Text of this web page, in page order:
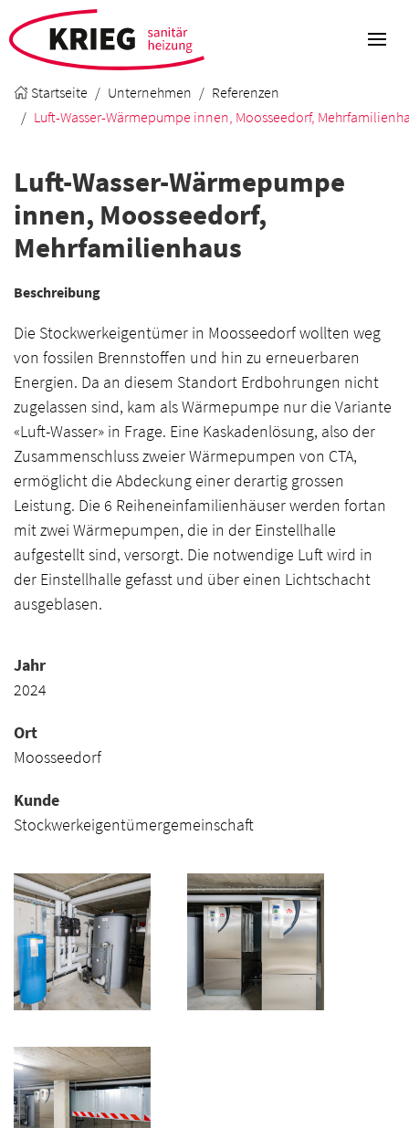
Startseite Unternehmen
Referenzen
Luft-Wasser-Wärmepumpe innen, Moosseedorf,
Luft-Wasser-Wärmepumpe
innen, Moosseedorf,
Mehrfamilienhaus
Beschreibung
Die Stockwerkeigentümer in Moosseedorf wollten weg
von fossilen Brennstoffen und hin zu erneuerbaren
Energien. Da an diesem Standort Erdbohrungen nicht
zugelassen sind, kam als Wärmepumpe nur die Variante
«Luft-Wasser» in Frage. Eine Kaskadenlösung, also der
Zusammenschluss zweier Wärmepumpen von CTA,
ermöglicht die Abdeckung einer derartig grossen
Leistung. Die 6 Reiheneinfamilienhäuser werden fortan
mit zwei Wärmepumpen, die in der Einstellhalle
aufgestellt sind, versorgt. Die notwendige Luft wird in
der Einstellhalle gefasst und über einen Lichtschacht
ausgeblasen.
Jahr
2024
Ort
Moosseedorf
Kunde
Stockwerkeigentümergemeinschaft